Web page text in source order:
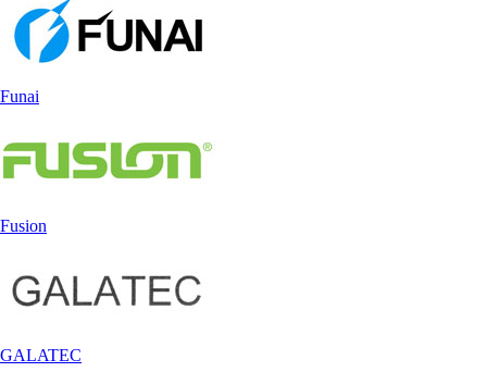
Funai
Fusion
GALATEC